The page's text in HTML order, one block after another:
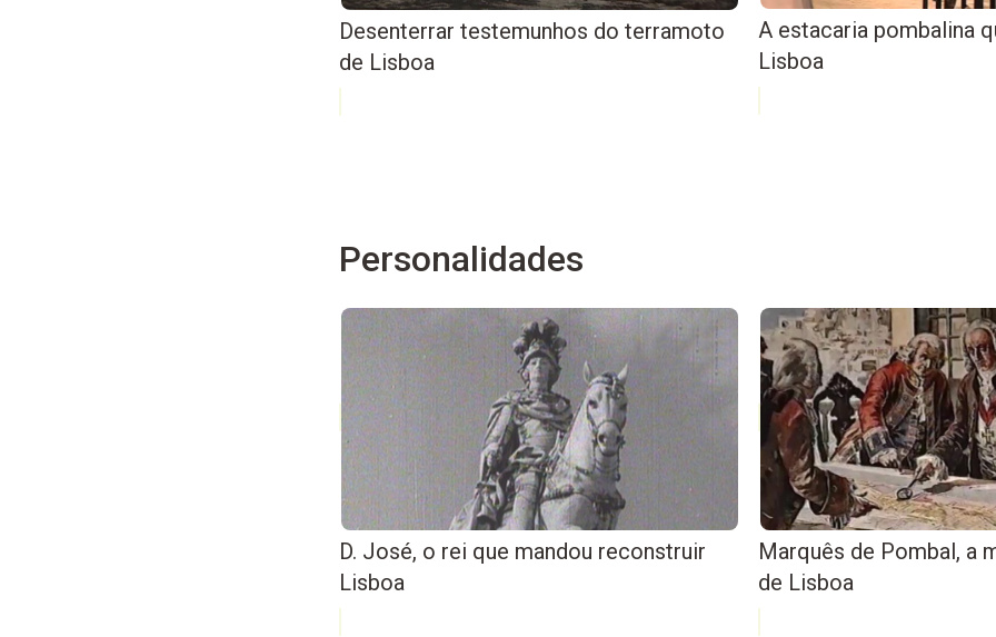
Desenterrar testemunhos do terramoto
de Lisboa
A estacaria pombalina
Lisboa
Personalidades
D. José, o rei que mandou reconstruir
Lisboa
Marquês de Pombal, a
de Lisboa